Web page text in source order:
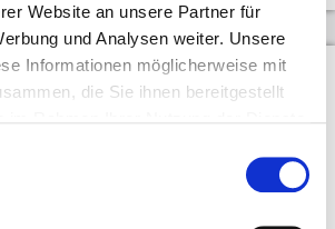
Website an unsere Partner für
und Analysen weiter. Unsere
Informationen möglicherweise mit
die Sie ihnen bereitgestellt